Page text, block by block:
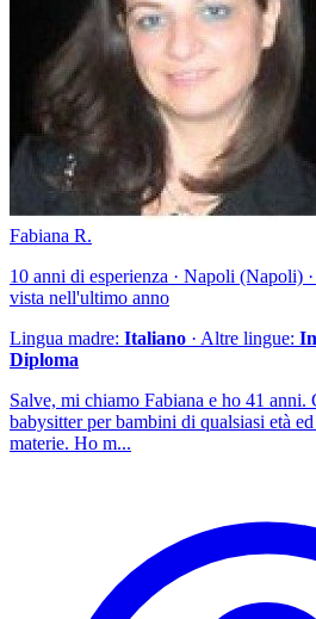
Fabiana R.
10 anni di esperienza · Napoli (Napoli)
vista nell'ultimo anno
Lingua madre: Italiano · Altre lingue:
Diploma
Salve, mi chiamo Fabiana e ho 41 anni.
babysitter per bambini di qualsiasi età
materie. Ho m...